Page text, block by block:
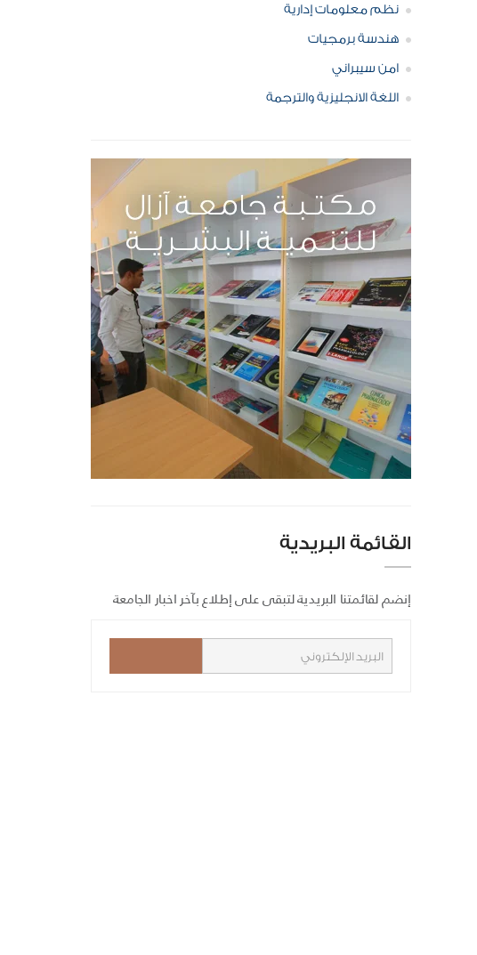
نظم معلومات إدارية
هندسة برمجيات
امن سيبراني
اللغة الانجليزية والترجمة
القائمة البريدية
إنضم لقائمتنا البريدية لتبقى على إطلاع بآخر اخبار الجامعة